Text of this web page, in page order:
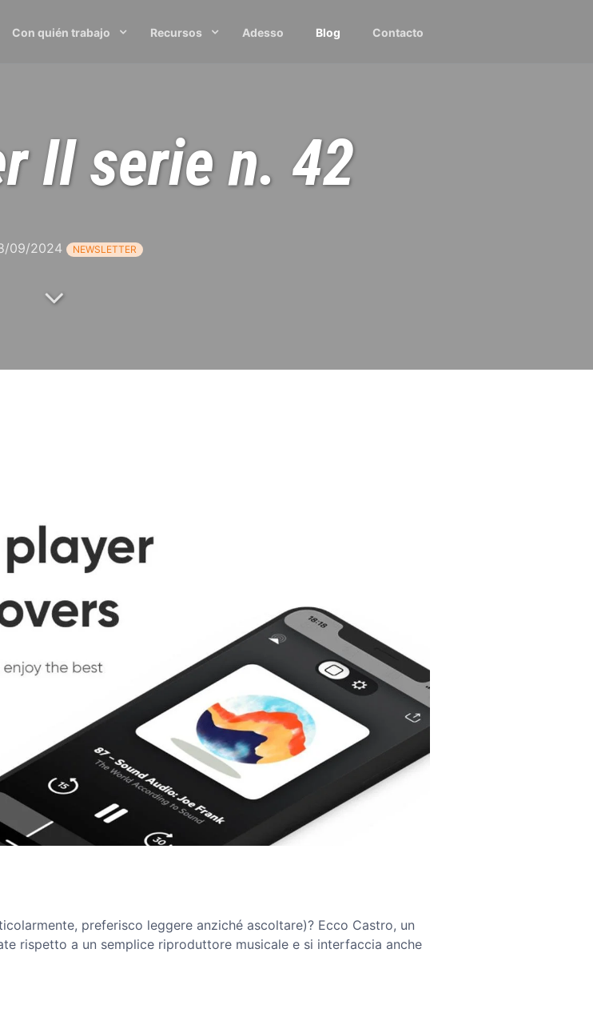
Con quién trabajo Recursos Adesso Blog Contacto
II serie n. 42
09/2024 NEWSLETTER
preferisco leggere anziché ascoltare)? Ecco Castro, un
rispetto a un semplice riproduttore musicale e si interfaccia anche